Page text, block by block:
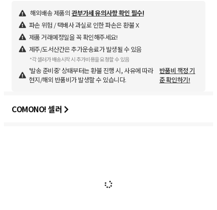
해외배송 제품의 관부가세 유의사항 확인 필수!
파손 위험 / 택배사 과실로 인한 파손은 환불 X
제품 거래예정일을 꼭 확인해주세요!
제주/도서산간은 추가운송료가 발생될 수 있음
*각 셀러가 배송시작 시 추가비용을 요청할 수 있음
'발송 준비중' 상태부터는 환불 진행 시, 사유에 따라
현지/해외 반품비가 발생할 수 있습니다.
반품비 책정 기
준 확인하기!
COMONO! 셀러